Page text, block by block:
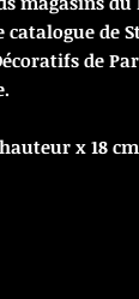
catalogue de
de
x 18